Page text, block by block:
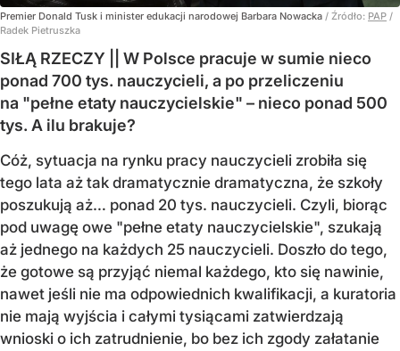
Premier Donald Tusk i minister edukacji narodowej Barbara Nowacka / Źródło: PAP /
Radek Pietruszka
SIŁĄ RZECZY || W Polsce pracuje w sumie nieco
ponad 700 tys. nauczycieli, a po przeliczeniu
na "pełne etaty nauczycielskie" – nieco ponad 500
tys. A ilu brakuje?
Cóż, sytuacja na rynku pracy nauczycieli zrobiła się
tego lata aż tak dramatycznie dramatyczna, że szkoły
poszukują aż… ponad 20 tys. nauczycieli. Czyli, biorąc
pod uwagę owe "pełne etaty nauczycielskie", szukają
aż jednego na każdych 25 nauczycieli. Doszło do tego,
że gotowe są przyjąć niemal każdego, kto się nawinie,
nawet jeśli nie ma odpowiednich kwalifikacji, a kuratoria
nie mają wyjścia i całymi tysiącami zatwierdzają
wnioski o ich zatrudnienie, bo bez ich zgody załatanie